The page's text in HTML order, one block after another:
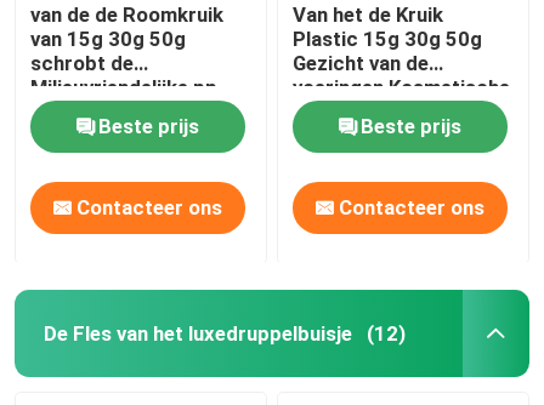
van de de Roomkruik
van 15g 30g 50g
schrobt de
Milieuvriendelijke pp
het Lichaamsboter
Kruiken Kosmetische
Kruiken
Beste prijs
Contacteer ons
Van het de Kruik
Plastic 15g 30g 50g
Gezicht van de
voeringen Kosmetische
Room de Room
Kosmetische Kruik
Beste prijs
Contacteer ons
De Fles van het luxedruppelbuisje (12)